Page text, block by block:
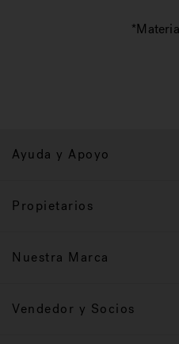
Ayuda y Apoyo
Propietarios
Nuestra Marca
Vendedor y Socios